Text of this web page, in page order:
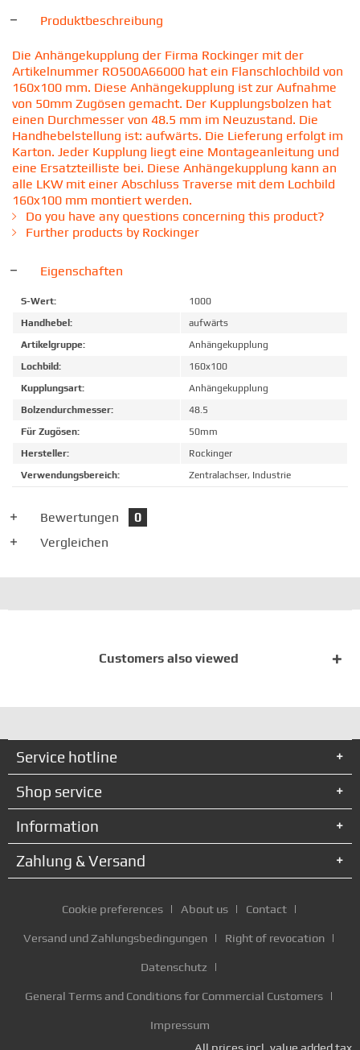
Produktbeschreibung
Die Anhängekupplung der Firma Rockinger mit der
Artikelnummer RO500A66000 hat ein Flanschlochbild von
160x100 mm. Diese Anhängekupplung ist zur Aufnahme
von 50mm Zugösen gemacht. Der Kupplungsbolzen hat
einen Durchmesser von 48.5 mm im Neuzustand. Die
Handhebelstellung ist: aufwärts. Die Lieferung erfolgt im
Karton. Jeder Kupplung liegt eine Montageanleitung und
eine Ersatzteilliste bei. Diese Anhängekupplung kann an
alle LKW mit einer Abschluss Traverse mit dem Lochbild
160x100 mm montiert werden.
Do you have any questions concerning this product?
Further products by Rockinger
Eigenschaften
S-Wert:
1000
Handhebel:
aufwärts
Artikelgruppe:
Anhängekupplung
Lochbild:
160x100
Kupplungsart:
Anhängekupplung
Bolzendurchmesser:
48.5
Für Zugösen:
50mm
Hersteller:
Rockinger
Verwendungsbereich:
Zentralachser, Industrie
Bewertungen
0
Vergleichen
Customers also viewed
Service hotline
Shop service
Information
Zahlung & Versand
Cookie preferences About us Contact
Versand und Zahlungsbedingungen Right of revocation
Datenschutz
General Terms and Conditions for Commercial Customers
Impressum
All prices incl. value added tax